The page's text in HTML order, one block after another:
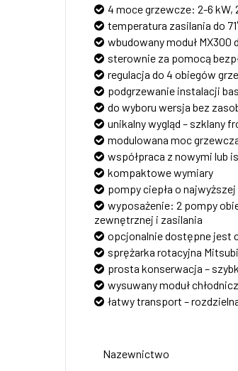
4 moce grzewcze: 2-6 kW,
temperatura zasilania do
wbudowany moduł
sterownie za pomocą
regulacja do 4 obiegów
podgrzewanie instalacji
do wyboru wersja bez
unikalny wygląd – szklany
modulowana moc
współpraca z nowymi lub
kompaktowe wymiary
pompy ciepła o
wyposażenie: 2 pompy
zewnętrznej i zasilania
opcjonalnie dostępne jest
sprężarka rotacyjna
prosta konserwacja –
wysuwany moduł
łatwy transport –
Nazewnictwo